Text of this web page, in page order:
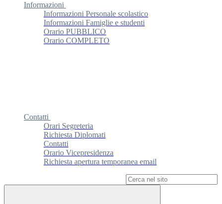
Informazioni
Informazioni Personale scolastico
Informazioni Famiglie e studenti
Orario PUBBLICO
Orario COMPLETO
Contatti
Orari Segreteria
Richiesta Diplomati
Contatti
Orario Vicepresidenza
Richiesta apertura temporanea email